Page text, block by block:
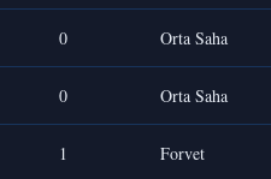
0 Orta Saha
0 Orta Saha
1 Forvet